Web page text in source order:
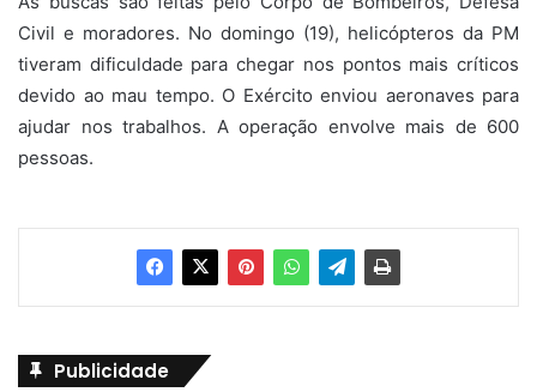
Civil e moradores. No domingo (19), helicópteros da PM
tiveram dificuldade para chegar nos pontos mais críticos
devido ao mau tempo. O Exército enviou aeronaves para
ajudar nos trabalhos. A operação envolve mais de 600
pessoas.
Publicidade